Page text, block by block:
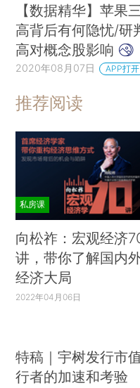
【数据精华】苹果
高背后有何隐忧/研
高对概念股影响
2020年08月07日 APP打开
推荐阅读
私房课
向松祚：宏观经济
讲，带你了解国内
经济大局
2022年04月06日
特稿｜宇树发行市
行者的加速和考验